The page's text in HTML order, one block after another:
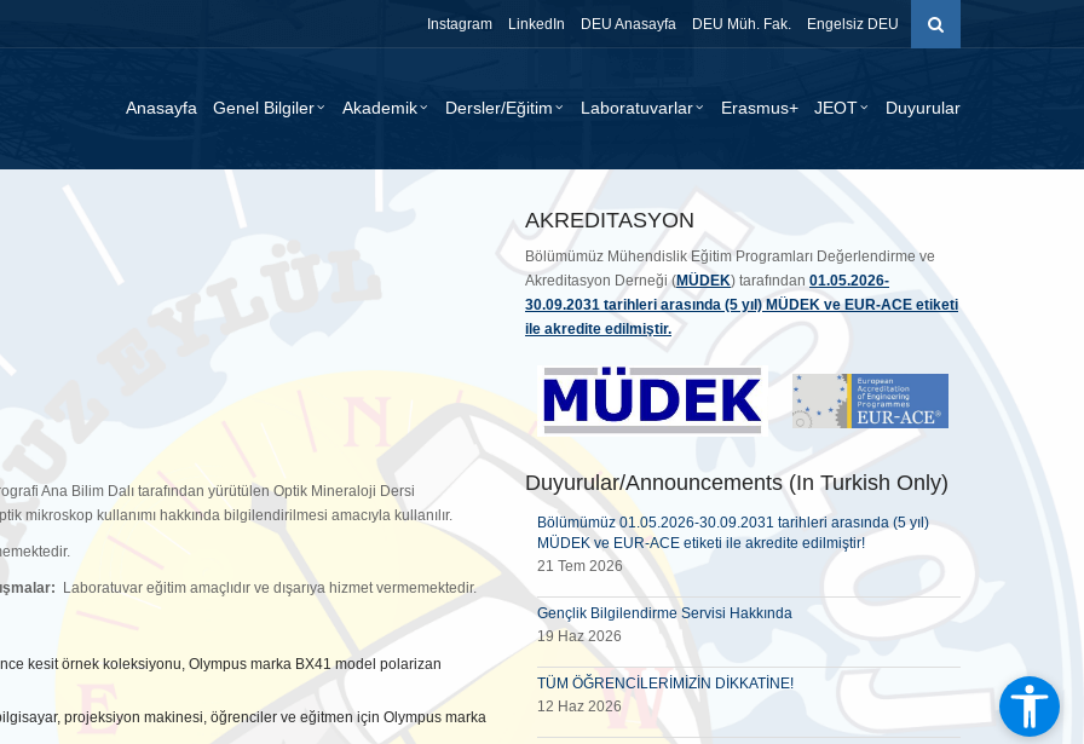
Instagram LinkedIn DEU Anasayfa DEU Müh. Fak. Engelsiz DEU
Anasayfa Genel Bilgiler Akademik Dersler/Eğitim Laboratuvarlar Erasmus+ JEOT Duyurular
Ana Bilim Dalı tarafından yürütülen Optik Mineraloji Dersi
mikroskop kullanımı hakkında bilgilendirilmesi amacıyla kullanılır.
Laboratuvar eğitim amaçlıdır ve dışarıya hizmet vermemektedir.
kesit örnek koleksiyonu, Olympus marka BX41 model polarizan
projeksiyon makinesi, öğrenciler ve eğitmen için Olympus marka
AKREDITASYON
Bölümümüz Mühendislik Eğitim Programları Değerlendirme ve
Akreditasyon Derneği (MÜDEK) tarafından 01.05.2026-
30.09.2031 tarihleri arasında (5 yıl) MÜDEK ve EUR-ACE etiketi
ile akredite edilmiştir.
Duyurular/Announcements (In Turkish Only)
Bölümümüz 01.05.2026-30.09.2031 tarihleri arasında (5 yıl)
MÜDEK ve EUR-ACE etiketi ile akredite edilmiştir!
21 Tem 2026
Gençlik Bilgilendirme Servisi Hakkında
19 Haz 2026
TÜM ÖĞRENCİLERİMİZİN DİKKATİNE!
12 Haz 2026